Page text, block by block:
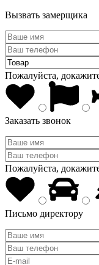
Вызвать замерщика
Пожалуйста,
Заказать звонок
Пожалуйста,
Письмо директору